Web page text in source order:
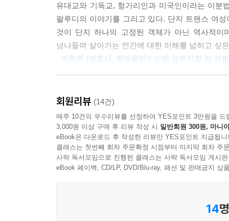
젠더 자체를 초월하는 것이라는 사실을 보여 주고
얼들은 “살아온 경험들의 복잡성과 모호성을 진
게 했다. “다양하고 때로는 모순되는 인생의 국면
--- p.230
른 회원은 아이를 입양하느라 너무 바쁘다고 했다
별을 하고 싶다는 건가요?” 아버지는 쏘아붙였다
럼 그녀의 컴퓨터 앞에 함께 앉아 있을 때, 아버지
먹고 있는 사진과 뒷마당 그네에서 포즈를 취하고
주도하는 여성.”
--- p.302
이어서야 안 되지. 다른 사람들을 불편하게 할 권
오랜 시간 페미니즘 저술가로 살아온 저자에게
여성, 제2물결 페미니스트라는 저자의 정체
때문이었다. 저자에게 정체성, 즉 “내가 누구
이전에는 “공격적인 마초 맨을 가장”했지만, 언
이미지들로 가득했다. 무력하고 순종적인 하녀,
회고록에서 발견한 서사 역시 다르지 않았다. 하
혐오의 대상으로 배제하지 않았다.” 저자는 이
구성된 역사부터 추적해 나간다.
1952년 덴마크에서 성별 정정 수술을 받고 귀
트랜스섹슈얼들을 무리 없이 ‘정상’처럼 보이게
유대교와 기독교, 헝가리인과 미국인이라는 이
팔루디의 이야기를 그리고 있다. 단지 트랜스 여
것이 단지 하나의 고정된 객체가 아닌 역사적
넘나들며 살아가는 인간에 대한 이해를 넓히고 싶
- 박한희 (변호사, 희망을만드는법 성적지향 및 성
충실한 독자라면 자기 꼬라지도 볼 거다. 딸을 창
남기고 떠났던 ‘그 남자’ 아버지에서 20년을 넘어
위태롭고 분열적이어서 매혹적이다. ‘보안과 노
속임수와 패싱, 대면과 외면, 애와 증, 생과 사, 남
독하게 흥미롭다.
- 최현숙 (구술생애사 작가, 『작별 일기』 저자)
회원리뷰 (14건)
매주 10건의 우수리뷰를 선정하여 YES포인트 3만원을 드
3,000원 이상 구매 후 리뷰 작성 시 일반회원 300원, 마니
eBook은 다운로드 후 작성한 리뷰만 YES포인트 지급됩니
클래스는 첫번째 회차 주문확정 시점부터 마지막 회차 주
사락 독서모임으로 진행된 클래스는 사락 독서모임 게시
eBook 페이백, CD/LP, DVD/Blu-ray, 패션 및 판매금지 상
14